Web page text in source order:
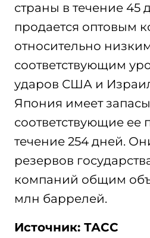
страны в течение 45
продается оптовым
относительно
соответствующим
ударов США и
Япония имеет
соответствующие ее
течение 254 дней.
резервов
компаний общим
млн баррелей.
Источник: ТАСС